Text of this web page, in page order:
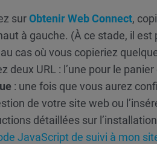
surObtenir Web Connect,
à gauche. (À ce stade, il
cas où vous copieriez
deux URL : l’une pour le
: une fois que vous aurez
de votre site web ou
détaillées sur
JavaScript de suivi à mon